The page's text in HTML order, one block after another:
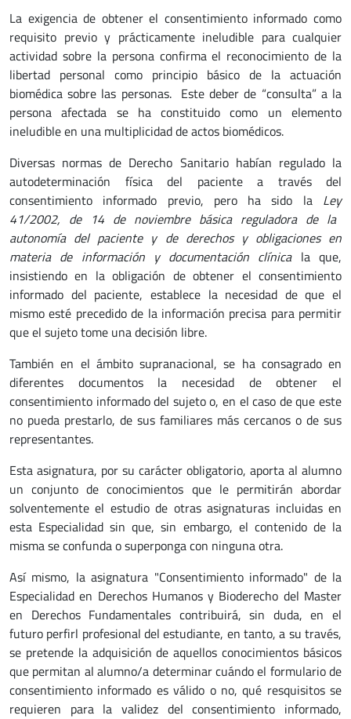
La exigencia de obtener el consentimiento informado como
requisito previo y prácticamente ineludible para cualquier
actividad sobre la persona confirma el reconocimiento de la
libertad personal como principio básico de la actuación
biomédica sobre las personas. Este deber de “consulta” a la
persona afectada se ha constituido como un elemento
ineludible en una multiplicidad de actos biomédicos.
Diversas normas de Derecho Sanitario habían regulado la
autodeterminación física del paciente a través del
consentimiento informado previo, pero ha sido la Ley
41/2002, de 14 de noviembre básica reguladora de la
autonomía del paciente y de derechos y obligaciones en
materia de información y documentación clínicala que,
insistiendo en la obligación de obtener el consentimiento
informado del paciente, establece la necesidad de que el
mismo esté precedido de la información precisa para permitir
que el sujeto tome una decisión libre.
También en el ámbito supranacional, se ha consagrado en
diferentes documentos la necesidad de obtener el
consentimiento informado del sujeto o, en el caso de que este
no pueda prestarlo, de sus familiares más cercanos o de sus
representantes.
Esta asignatura, por su carácter obligatorio, aporta al alumno
un conjunto de conocimientos que le permitirán abordar
solventemente el estudio de otras asignaturas incluidas en
esta Especialidad sin que, sin embargo, el contenido de la
misma se confunda o superponga con ninguna otra.
Así mismo, la asignatura "Consentimiento informado" de la
Especialidad en Derechos Humanos y Bioderecho del Master
en Derechos Fundamentales contribuirá, sin duda, en el
futuro perfirl profesional del estudiante, en tanto, a su través,
se pretende la adquisición de aquellos conocimientos básicos
que permitan al alumno/a determinar cuándo el formulario de
consentimiento informado es válido o no, qué resquisitos se
requieren para la validez del consentimiento informado,